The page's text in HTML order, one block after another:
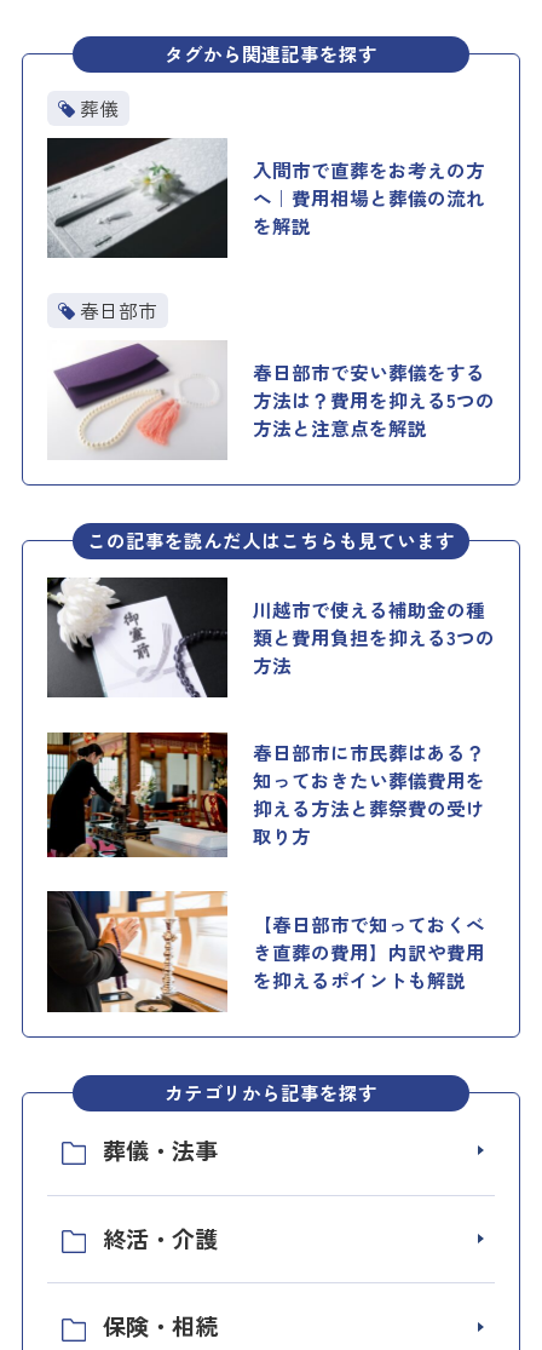
タグから関連記事を探す
葬儀
入間市で直葬をお考えの方
へ｜費用相場と葬儀の流れ
を解説
春日部市
春日部市で安い葬儀をする
方法は？費用を抑える5つの
方法と注意点を解説
この記事を読んだ人はこちらも見ています
川越市で使える補助金の種
類と費用負担を抑える3つの
方法
春日部市に市民葬はある？
知っておきたい葬儀費用を
抑える方法と葬祭費の受け
取り方
【春日部市で知っておくべ
き直葬の費用】内訳や費用
を抑えるポイントも解説
カテゴリから記事を探す
葬儀・法事
終活・介護
保険・相続